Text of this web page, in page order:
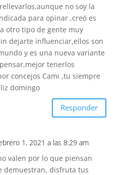
no soy la
para opinar ,creó es
otro tipo de gente muy
dejarte influenciar,ellos son
y es una nueva variante
tenerlos
concejos Cami ,tu siempre
domingo
Responder
1, 2021 a las 8:29 am
valen por lo que piensan
demuestran, disfruta tus